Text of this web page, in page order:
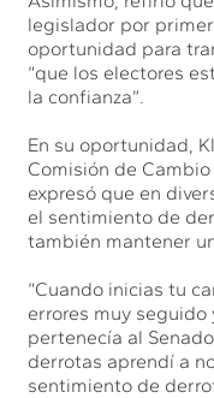
legislador por
oportunidad para
“que los electores
la confianza”.
En su oportunidad,
Comisión de
expresó que en
el sentimiento de
también mantener
“Cuando inicias tu
errores muy
pertenecía al
derrotas aprendí a
sentimiento de